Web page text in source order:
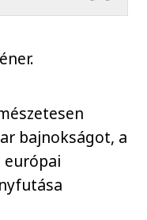
bajnokságot, a
európai